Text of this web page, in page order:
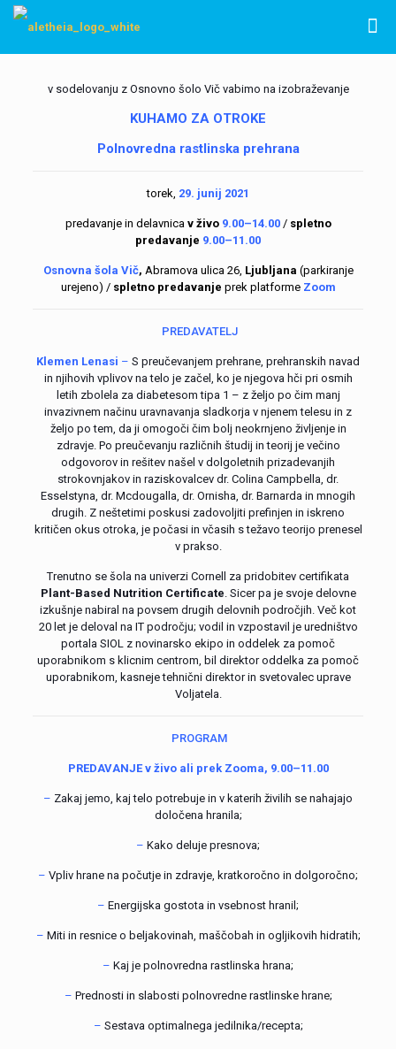
v sodelovanju z Osnovno šolo Vič vabimo na izobraževanje
KUHAMO ZA OTROKE
Polnovredna rastlinska prehrana
torek, 29. junij 2021
predavanje in delavnicav živo 9.00–14.00/ spletno
predavanje 9.00–11.00
Osnovna šola Vič, Abramova ulica 26, Ljubljana (parkiranje
urejeno) / spletno predavanje prek platforme Zoom
PREDAVATELJ
Klemen Lenasi – S preučevanjem prehrane, prehranskih navad
in njihovih vplivov na telo je začel, ko je njegova hči pri osmih
letih zbolela za diabetesom tipa 1 – z željo po čim manj
invazivnem načinu uravnavanja sladkorja v njenem telesu in z
željo po tem, da ji omogoči čim bolj neokrnjeno življenje in
zdravje. Po preučevanju različnih študij in teorij je večino
odgovorov in rešitev našel v dolgoletnih prizadevanjih
strokovnjakov in raziskovalcev dr. Colina Campbella, dr.
Esselstyna, dr. Mcdougalla, dr. Ornisha, dr. Barnarda in mnogih
drugih. Z neštetimi poskusi zadovoljiti prefinjen in iskreno
kritičen okus otroka, je počasi in včasih s težavo teorijo prenesel
v prakso.
Trenutno se šola na univerzi Cornell za pridobitev certifikata
Plant-Based Nutrition Certificate. Sicer pa je svoje delovne
izkušnje nabiral na povsem drugih delovnih področjih. Več kot
20 let je deloval na IT področju; vodil in vzpostavil je uredništvo
portala SIOL z novinarsko ekipo in oddelek za pomoč
uporabnikom s klicnim centrom, bil direktor oddelka za pomoč
uporabnikom, kasneje tehnični direktor in svetovalec uprave
Voljatela.
PROGRAM
PREDAVANJE v živo ali prek Zooma, 9.00–11.00
– Zakaj jemo, kaj telo potrebuje in v katerih živilih se nahajajo
določena hranila;
– Kako deluje presnova;
– Vpliv hrane na počutje in zdravje, kratkoročno in dolgoročno;
– Energijska gostota in vsebnost hranil ;
– Miti in resnice o beljakovinah, maščobah in ogljikovih hidratih;
– Kaj je polnovredna rastlinska hrana;
– Prednosti in slabosti polnovredne rastlinske hrane;
– Sestava optimalnega jedilnika/recepta;